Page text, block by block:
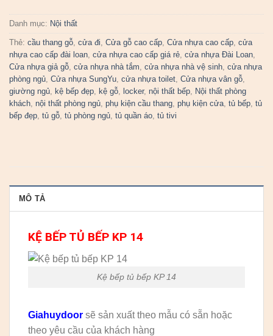
Danh mục: Nội thất
Thẻ: cầu thang gỗ, cửa đi, Cửa gỗ cao cấp, Cửa nhựa cao cấp, cửa
nhựa cao cấp đài loan, cửa nhựa cao cấp giá rẻ, cửa nhựa Đài Loan,
Cửa nhựa giả gỗ, cửa nhựa nhà tắm, cửa nhựa nhà vệ sinh, cửa nhựa
phòng ngủ, Cửa nhựa SungYu, cửa nhựa toilet, Cửa nhựa vân gỗ,
giường ngủ, kệ bếp đẹp, kệ gỗ, locker, nội thất bếp, Nội thất phòng
khách, nội thất phòng ngủ, phụ kiện cầu thang, phụ kiện cửa, tủ bếp, tủ
bếp đẹp, tủ gỗ, tủ phòng ngủ, tủ quần áo, tủ tivi
MÔ TẢ
KỆ BẾP TỦ BẾP KP 14
Kệ bếp tủ bếp KP 14
Giahuydoor sẽ sản xuất theo mẫu có sẵn hoặc
theo yêu cầu của khách hàng